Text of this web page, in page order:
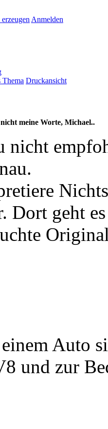
Anmelden
Thema Druckansicht
meine Worte, Michael..
nicht
Dort geht
Auto
und zur